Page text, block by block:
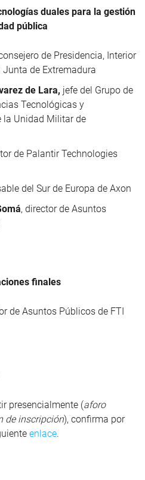
duales para la gestión
pública
de Presidencia, Interior
de Extremadura
de Lara, jefe del Grupo de
Tecnológicas y
la Unidad Militar de
de Palantir Technologies
del Sur de Europa de Axon
, director de Asuntos
finales
de Asuntos Públicos de FTI
presencialmente (aforo
de inscripción), confirma por
enlace.